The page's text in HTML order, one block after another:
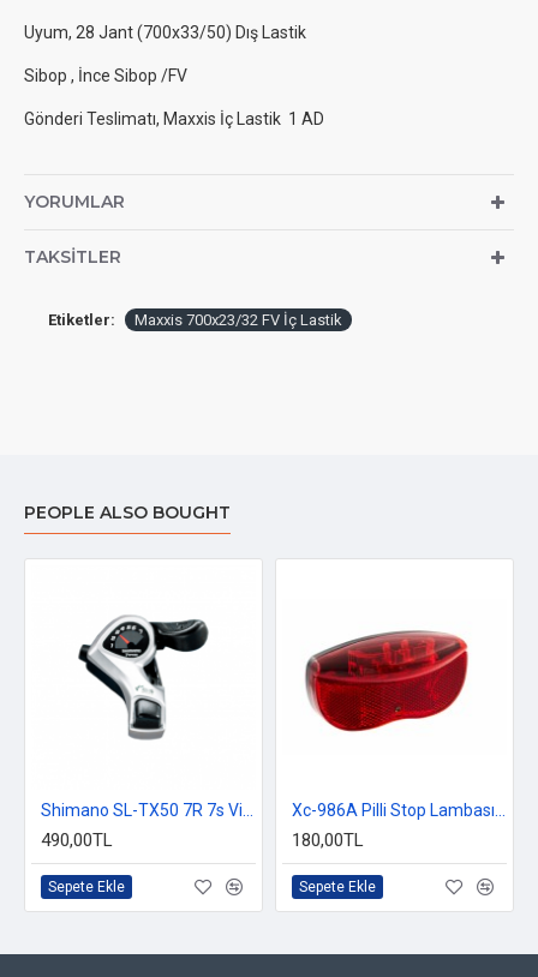
Uyum, 28 Jant (700x33/50) Dış Lastik
Sibop , İnce Sibop /FV
Gönderi Teslimatı, Maxxis İç Lastik 1 AD
YORUMLAR
TAKSITLER
Etiketler: Maxxis 700x23/32 FV İç Lastik
PEOPLE ALSO BOUGHT
490,00TL
Sepete Ekle
180,00TL
Sepete Ekle